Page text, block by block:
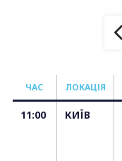
ЧАС ЛОКАЦІЯ
11:00 КИЇВ